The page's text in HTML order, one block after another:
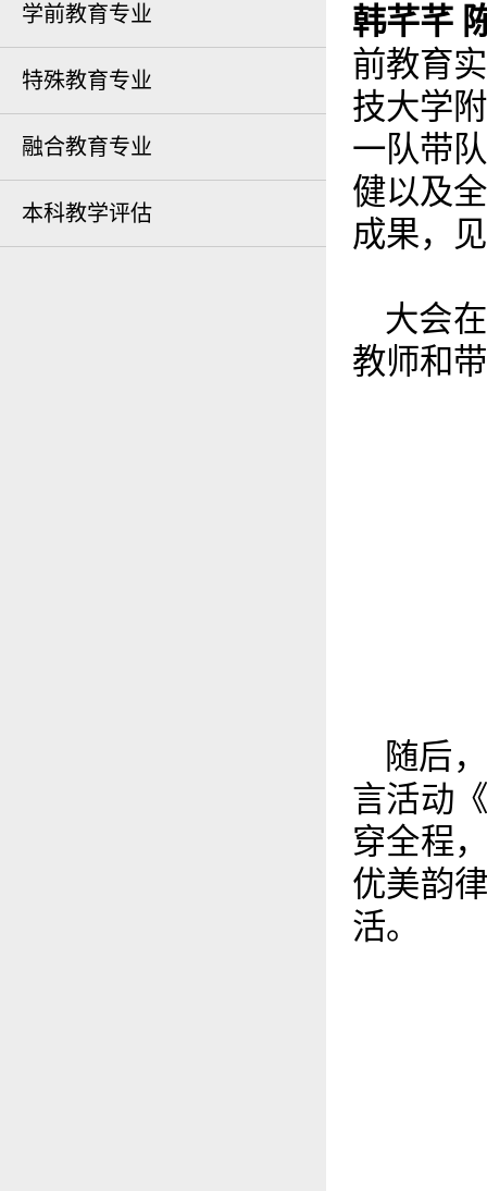
学前教育专业
特殊教育专业
融合教育专业
本科教学评估
韩芊芊
前教育
技大学
一队带
健以及
成果，
大会
教师和
随后
言活动
穿全程
优美韵
活。